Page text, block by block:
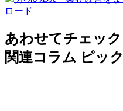
あわせてチェック
関連コラム ピッ